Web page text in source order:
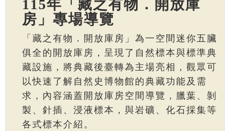
115年「藏之有物．開放庫
房」專場導覽
「藏之有物．開放庫房」為一空間迷你五臟
俱全的開放庫房，呈現了自然標本與標準典
藏設施，將典藏後臺轉為主場亮相，觀眾可
以快速了解自然史博物館的典藏功能及需
求，內容涵蓋開放庫房空間導覽，臘葉、剝
製、針插、浸液標本，與岩礦、化石採集等
各式標本介紹。